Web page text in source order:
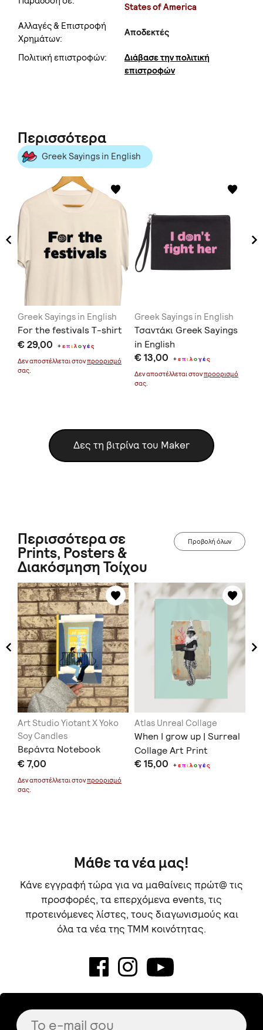
States of America
Αλλαγές & Επιστροφή
Χρημάτων:
Αποδεκτές
Πολιτική επιστροφών:
Διάβασε την πολιτική
επιστροφών
Περισσότερα
Greek Sayings in English
Greek Sayings in English
For the festivals T-shirt
€ 29,00 +επιλογές
Δεν αποστέλλεται στονπροορισμό
σας.
Greek Sayings in English
Τσαντάκι Greek Sayings
in English
€ 13,00 +επιλογές
Δεν αποστέλλεται στονπροορισμό
σας.
Δες τη βιτρίνα του Maker
Περισσότερα σε
Prints, Posters &
Διακόσμηση Τοίχου
Προβολή όλων
Art Studio Yiotant X Yoko
Soy Candles
Βεράντα Notebook
€ 7,00
Δεν αποστέλλεται στονπροορισμό
σας.
Atlas Unreal Collage
When I grow up | Surreal
Collage Art Print
€ 15,00 +επιλογές
Μάθε τα νέα μας!
Κάνε εγγραφή τώρα για να μαθαίνεις πρώτ@ τις
προσφορές, τα επερχόμενα events, τις
προτεινόμενες λίστες, τους διαγωνισμούς και
όλα τα νέα της TMM κοινότητας.